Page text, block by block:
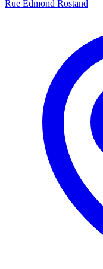
Rue Edmond Rostand